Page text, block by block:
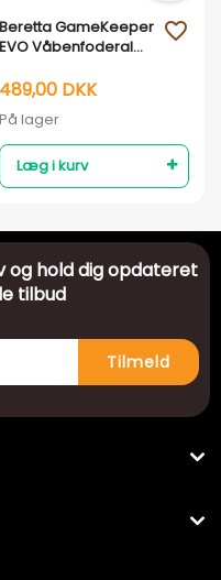
Beretta GameKeeper
EVO Våbenfoderal
Brown Bark
489,00 DKK
På lager
Læg i kurv
favorite_outline
og hold dig opdateret
tilbud
Tilmeld